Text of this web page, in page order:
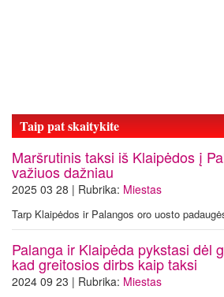
Taip pat skaitykite
Maršrutinis taksi iš Klaipėdos į
važiuos dažniau
2025 03 28 | Rubrika: Miestas
Tarp Klaipėdos ir Palangos oro uosto
Palanga ir Klaipėda pykstasi dėl
kad greitosios dirbs kaip taksi
2024 09 23 | Rubrika: Miestas